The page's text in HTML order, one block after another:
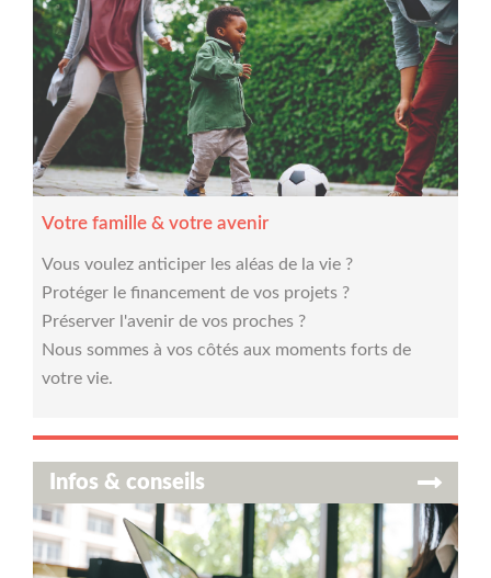
Votre famille & votre avenir
Vous voulez anticiper les aléas de la vie ?
Protéger le financement de vos projets ?
Préserver l'avenir de vos proches ?
Nous sommes à vos côtés aux moments forts de
votre vie.
Infos & conseils